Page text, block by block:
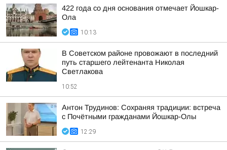
422 года со дня основания отмечает Йошкар-
Ола
10:13
В Советском районе провожают в последний
путь старшего лейтенанта Николая
Светлакова
10:52
Антон Трудинов: Сохраняя традиции: встреча
с Почётными гражданами Йошкар-Олы
12:29